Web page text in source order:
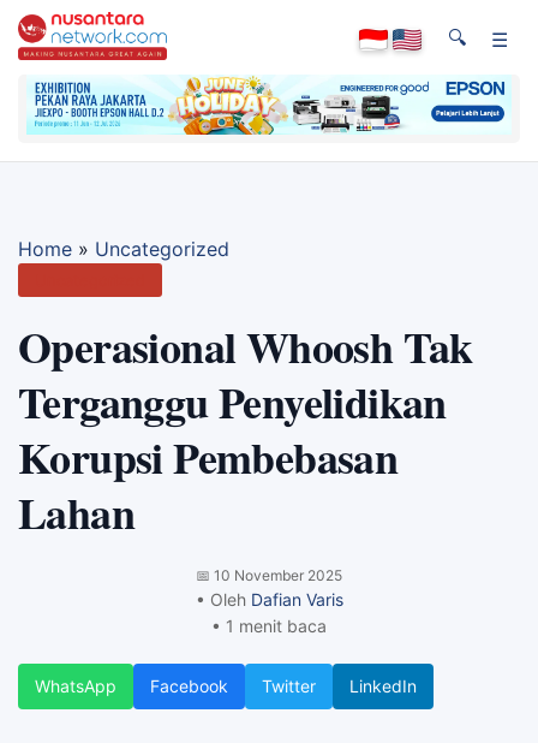
🔍 ☰
Home » Uncategorized
Operasional Whoosh Tak
Terganggu Penyelidikan
Korupsi Pembebasan
Lahan
📅 10 November 2025
• Oleh Dafian Varis
• 1 menit baca
WhatsApp Facebook Twitter LinkedIn